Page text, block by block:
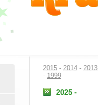
2015 - 2014 - 2013
- 1999
2025 -